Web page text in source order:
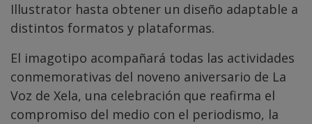
Illustrator hasta obtener un diseño adaptable a
distintos formatos y plataformas.
El imagotipo acompañará todas las actividades
conmemorativas del noveno aniversario de La
Voz de Xela, una celebración que reafirma el
compromiso del medio con el periodismo, la